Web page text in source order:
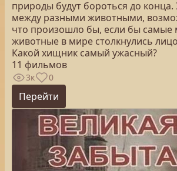
природы будут бороться до конца.
между разными животными,
что произошло бы, если бы
животные в мире столкнулись
Какой хищник самый ужасный?
11 фильмов
3к 0
Перейти